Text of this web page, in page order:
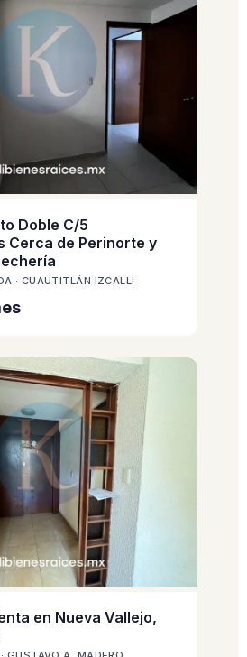
Doble C/5
Cerca de Perinorte y
· CUAUTITLÁN IZCALLI
en Nueva Vallejo,